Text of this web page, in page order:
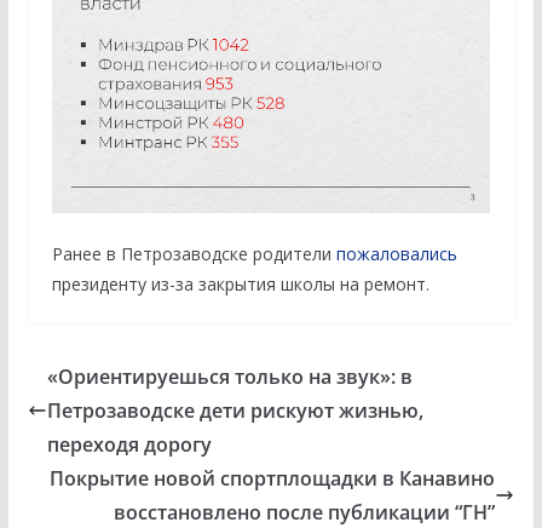
Ранее в Петрозаводске родители пожаловались
президенту из-за закрытия школы на ремонт.
«Ориентируешься только на звук»: в
Петрозаводске дети рискуют жизнью,
переходя дорогу
Покрытие новой спортплощадки в Канавино
восстановлено после публикации “ГН”